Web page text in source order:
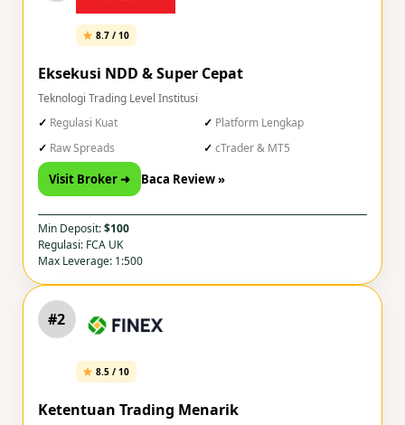
8.7 / 10
Eksekusi NDD & Super Cepat
Teknologi Trading Level Institusi
Regulasi Kuat
Platform Lengkap
Raw Spreads
cTrader & MT5
Visit Broker ➜ Baca Review »
Min Deposit:$100
Regulasi: FCA UK
Max Leverage: 1:500
#2
8.5 / 10
Ketentuan Trading Menarik